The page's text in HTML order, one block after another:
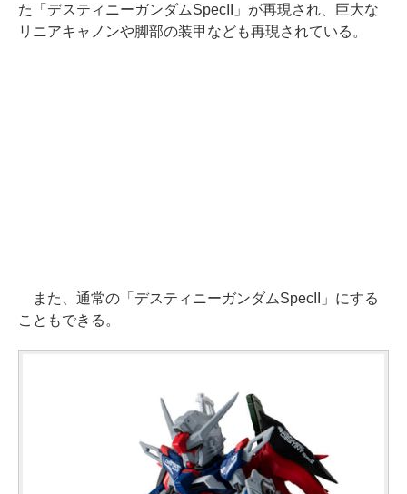
た「デスティニーガンダムSpecII」が再現され、巨大な
リニアキャノンや脚部の装甲なども再現されている。
また、通常の「デスティニーガンダムSpecII」にする
こともできる。